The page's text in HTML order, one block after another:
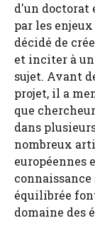
d'un doctorat
par les
décidé de
et inciter à
sujet. Avant
projet, il a
que
dans
nombreux
européennes
équilibrée
domaine des